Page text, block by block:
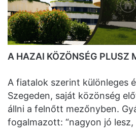
A HAZAI KÖZÖNSÉG PLUSZ
A fiatalok szerint különleges
Szegeden, saját közönség
állni a felnőtt mezőnyben.
fogalmazott: “nagyon jó